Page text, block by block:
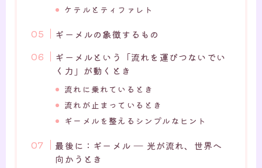
ケテルとティファレト
ギーメルの象徴するもの
ギーメルという「流れを運びつないでい
く力」が動くとき
流れに乗れているとき
流れが止まっているとき
ギーメルを整えるシンプルなヒント
最後に：ギーメル ― 光が流れ、世界へ
向かうとき